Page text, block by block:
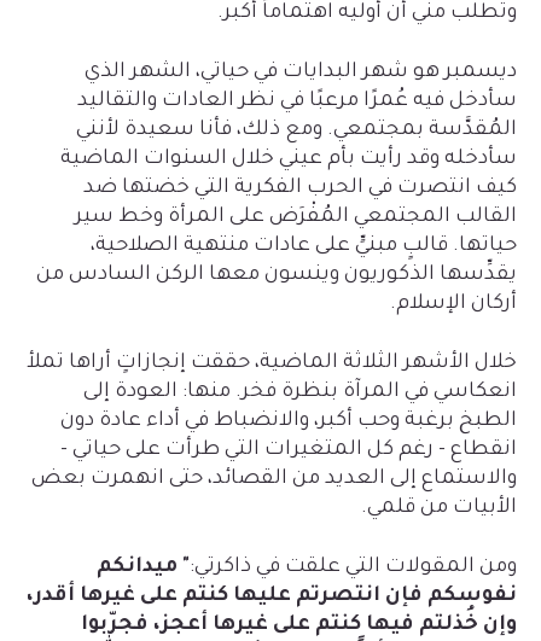
وتطلب مني أن أوليه اهتماماً أكبر.
ديسمبر هو شهر البدايات في حياتي، الشهر الذي
سأدخل فيه عُمرًا مرعبًا في نظر العادات والتقاليد
المُقدَّسة بمجتمعي. ومع ذلك، فأنا سعيدة لأنني
سأدخله وقد رأيت بأم عيني خلال السنوات الماضية
كيف انتصرت في الحرب الفكرية التي خضتها ضد
القالب المجتمعي المُفْرَض على المرأة وخط سير
حياتها. قالبٍ مبنيٍّ على عادات منتهية الصلاحية،
يقدِّسها الذكوريون وينسون معها الركن السادس من
أركان الإسلام.
خلال الأشهر الثلاثة الماضية، حققت إنجازاتٍ أراها تملأ
انعكاسي في المرآة بنظرة فخر. منها: العودة إلى
الطبخ برغبة وحب أكبر، والانضباط في أداء عادة دون
انقطاع - رغم كل المتغيرات التي طرأت على حياتي -
والاستماع إلى العديد من القصائد، حتى انهمرت بعض
الأبيات من قلمي.
ومن المقولات التي علقت في ذاكرتي:" ميدانكم
نفوسكم فإن انتصرتم عليها كنتم على غيرها أقدر،
وإن خُذلتم فيها كنتم على غيرها أعجز، فجرّبوا